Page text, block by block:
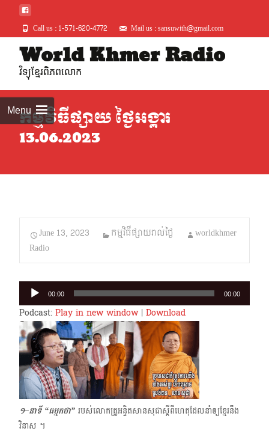
Call us : 1-571-620-4772 Mail us : sansuwith@gmail.com
World Khmer Radio
វិទ្យុខ្មែរពិភពលោក
Menuកម្មវិធីផ្សាយ ថ្ងៃអង្គារ
13.06.2023
June 13, 2023 កម្មវិធីផ្សាយរាល់ថ្ងៃ
worldkhmer
Radio
Audio
Player
00:00 00:00
Podcast: Play in new window| Download
១–នាទី “ធម្មកថា” របស់លោកគ្រូអន្ទិតសានសុជាស្ដីពីហេតុដែលនាំឲ្យខ្មែរនឹង
វិនាស ។